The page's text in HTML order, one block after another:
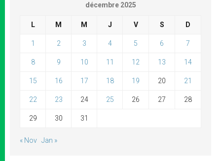
décembre 2025
L M M J V S D
1 2 3 4 5 6 7
8 9 10 11 12 13 14
15 16 17 18 19 20 21
22 23 24 25 26 27 28
29 30 31
« Nov Jan »